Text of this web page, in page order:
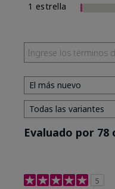
1 estrella
Evaluado por 78
5